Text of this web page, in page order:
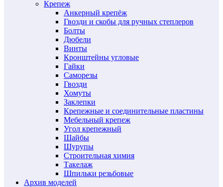
Крепеж
Анкерный крепёж
Гвозди и скобы для ручных степлеров
Болты
Дюбели
Винты
Кронштейны угловые
Гайки
Саморезы
Гвозди
Хомуты
Заклепки
Крепежные и соединительные пластины
Мебельный крепеж
Угол крепежный
Шайбы
Шурупы
Строительная химия
Такелаж
Шпильки резьбовые
Архив моделей